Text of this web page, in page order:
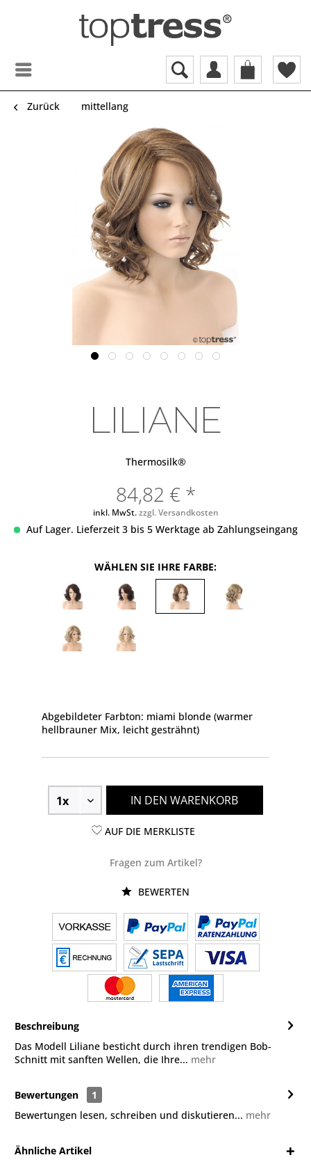
Zurück mittellang
LILIANE
Thermosilk®
84,82 € *
inkl. MwSt.zzgl. Versandkosten
Auf Lager. Lieferzeit 3 bis 5 Werktage ab Zahlungseingang
WÄHLEN SIE IHRE FARBE:
Abgebildeter Farbton: miami blonde (warmer
hellbrauner Mix, leicht gesträhnt)
IN DEN WARENKORB
AUF DIE MERKLISTE
Fragen zum Artikel?
BEWERTEN
Beschreibung
Das Modell Liliane besticht durch ihren trendigen Bob-
Schnitt mit sanften Wellen, die Ihre... mehr
Bewertungen
1
Bewertungen lesen, schreiben und diskutieren... mehr
Ähnliche Artikel